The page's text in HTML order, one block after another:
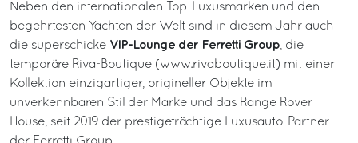
Neben den internationalen Top-Luxusmarken und den
begehrtesten Yachten der Welt sind in diesem Jahr auch
die superschicke VIP-Lounge der Ferretti Group , die
temporäre Riva-Boutique ( www.rivaboutique.it ) mit einer
Kollektion einzigartiger, origineller Objekte im
unverkennbaren Stil der Marke und das Range Rover
House, seit 2019 der prestigeträchtige Luxusauto-Partner